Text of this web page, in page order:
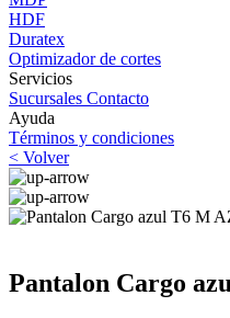
HDF
Duratex
Optimizador de cortes
Servicios
Sucursales Contacto
Ayuda
Términos y condiciones
< Volver
Pantalon Cargo